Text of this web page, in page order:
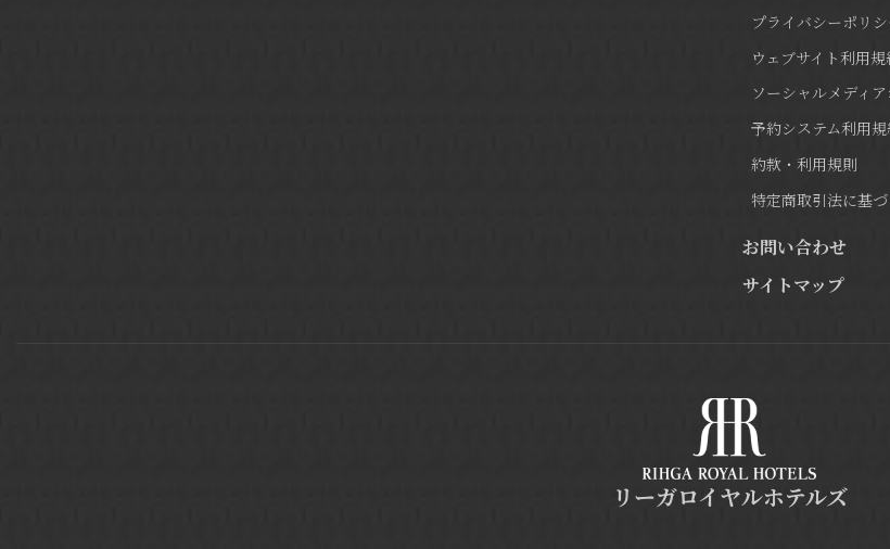
プライバシーポリ
ウェブサイト利用規
ソーシャルメディ
予約システム利用
約款・利用規則
特定商取引法に基
お問い合わせ
サイトマップ
リーガロイヤルホテルズ